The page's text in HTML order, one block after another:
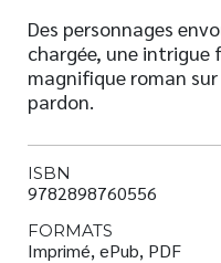
Des personnages
chargée, une intrigue
magnifique roman
pardon.
ISBN
9782898760556
FORMATS
Imprimé, ePub, PDF